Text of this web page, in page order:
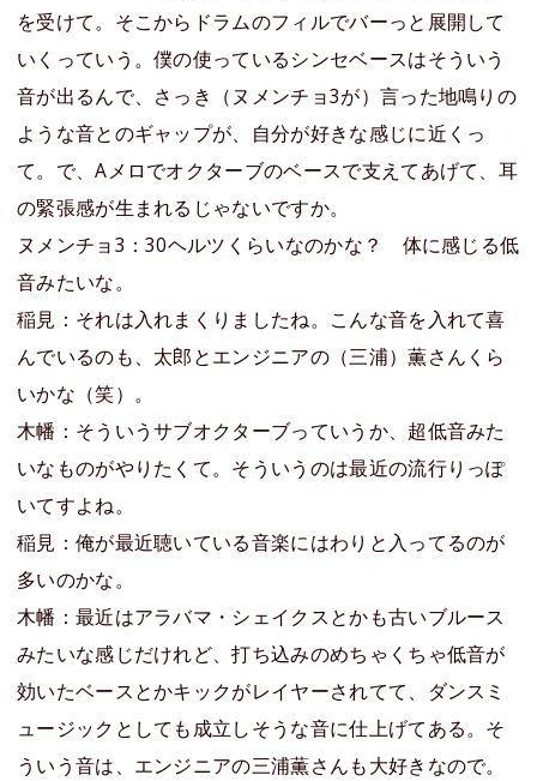
を受けて。そこからドラムのフィルでバーっと展開して
いくっていう。僕の使っているシンセベースはそういう
音が出るんで、さっき（ヌメンチョ3が）言った地鳴りの
ような音とのギャップが、自分が好きな感じに近くっ
て。で、Aメロでオクターブのベースで支えてあげて、耳
の緊張感が生まれるじゃないですか。
ヌメンチョ3：30ヘルツくらいなのかな？ 体に感じる低
音みたいな。
稲見：それは入れまくりましたね。こんな音を入れて喜
んでいるのも、太郎とエンジニアの（三浦）薫さんくら
いかな（笑）。
木幡：そういうサブオクターブっていうか、超低音みた
いなものがやりたくて。そういうのは最近の流行りっぽ
いてすよね。
稲見：俺が最近聴いている音楽にはわりと入ってるのが
多いのかな。
木幡：最近はアラバマ・シェイクスとかも古いブルース
みたいな感じだけれど、打ち込みのめちゃくちゃ低音が
効いたベースとかキックがレイヤーされてて、ダンスミ
ュージックとしても成立しそうな音に仕上げてある。そ
ういう音は、エンジニアの三浦薫さんも大好きなので。